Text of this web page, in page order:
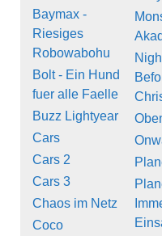
Baymax -
Riesiges
Robowabohu
Bolt - Ein Hund
fuer alle Faelle
Buzz Lightyear
Cars
Cars 2
Cars 3
Chaos im Netz
Coco